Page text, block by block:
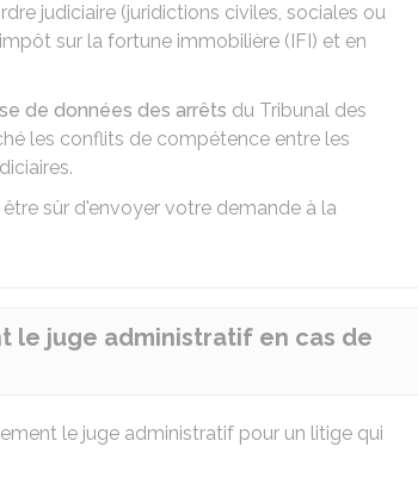
judiciaire (juridictions civiles, sociales ou
sur la fortune immobilière (IFI) et en
de données des arrêts du Tribunal des
les conflits de compétence entre les
sûr d'envoyer votre demande à la
le juge administratif en cas de
le juge administratif pour un litige qui